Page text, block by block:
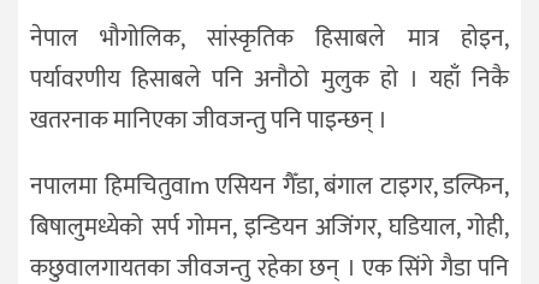
नेपाल भौगोलिक, सांस्कृतिक हिसाबले मात्र होइन,
पर्यावरणीय हिसाबले पनि अनौठो मुलुक हो । यहाँ निकै
खतरनाक मानिएका जीवजन्तु पनि पाइन्छन् ।
नपालमा हिमचितुवाm एसियन गैँडा, बंगाल टाइगर, डल्फिन,
बिषालुमध्येको सर्प गोमन, इन्डियन अजिंगर, घडियाल, गोही,
कछुवालगायतका जीवजन्तु रहेका छन् । एक सिंगे गैडा पनि